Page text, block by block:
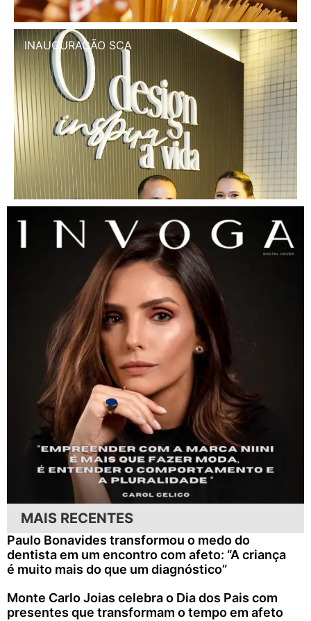
INAUGURAÇÃO SCA
MAIS RECENTES
Paulo Bonavides transformou o medo do
dentista em um encontro com afeto: “A criança
é muito mais do que um diagnóstico”
Monte Carlo Joias celebra o Dia dos Pais com
presentes que transformam o tempo em afeto